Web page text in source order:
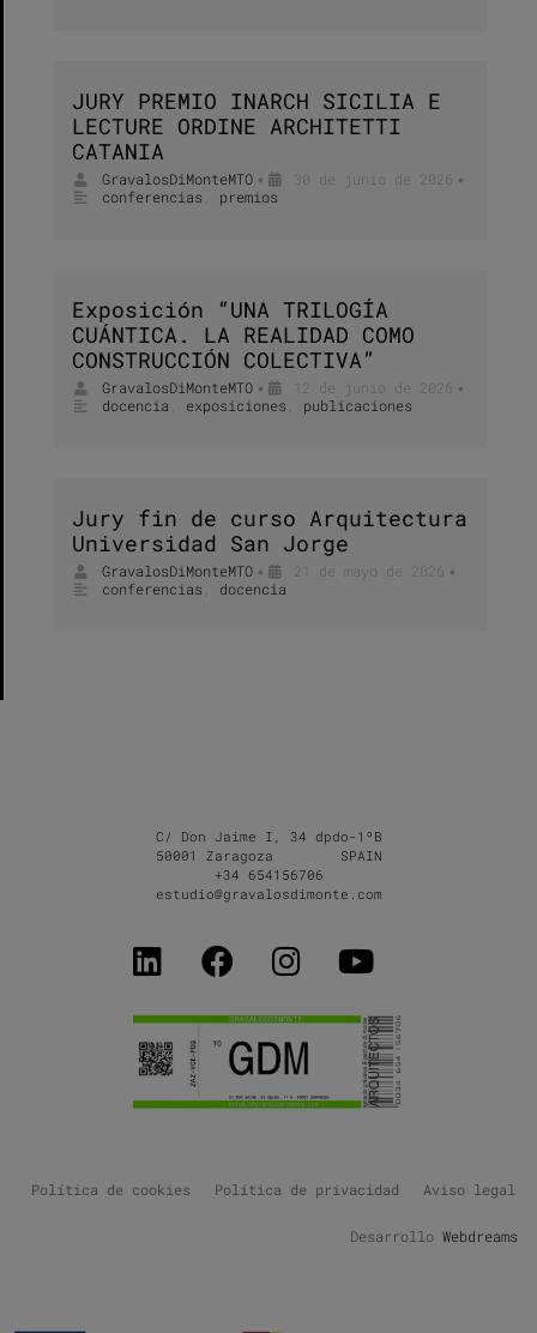
JURY PREMIO INARCH SICILIA E
LECTURE ORDINE ARCHITETTI
CATANIA
GravalosDiMonteMTO • 30 de junio de 2026 •
conferencias premios
Exposición “UNA TRILOGÍA
CUÁNTICA. LA REALIDAD COMO
CONSTRUCCIÓN COLECTIVA”
GravalosDiMonteMTO • 12 de junio de 2026 •
docencia exposiciones publicaciones
Jury fin de curso Arquitectura
Universidad San Jorge
GravalosDiMonteMTO • 21 de mayo de 2026 •
conferencias docencia
C/ Don Jaime I, 34 dpdo-1ºB
50001 Zaragoza SPAIN
+34 654156706
estudio@gravalosdimonte.com
Política de cookies Política de privacidad Aviso legal
Desarrollo Webdreams